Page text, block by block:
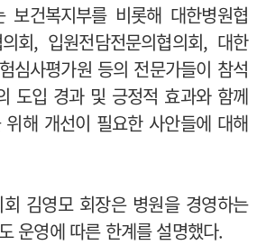
보건복지부를 비롯해 대한병원협
회, 입원전담전문의협의회, 대한
심사평가원 등의 전문가들이 참석
도입 경과 및 긍정적 효과와 함께
해 개선이 필요한 사안들에 대해
회 김영모 회장은 병원을 경영하는
운영에 따른 한계를 설명했다.